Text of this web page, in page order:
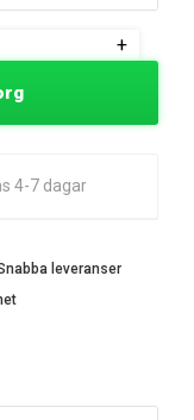
+
4-7 dagar
leveranser